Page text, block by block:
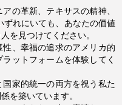
の革新、テキサスの精神、
れにいても、あなたの価値
を見つけてください。
、幸福の追求のアメリカ的
ットフォームを体験してく
家的統一の両方を祝う私た
を築いています。